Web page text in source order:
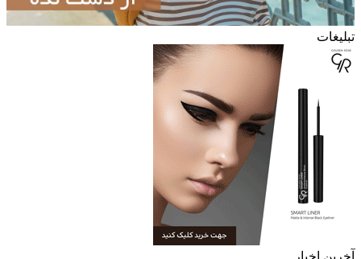
تبلیغات
آخرین اخبار